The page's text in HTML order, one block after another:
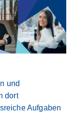
und
dort
Aufgaben